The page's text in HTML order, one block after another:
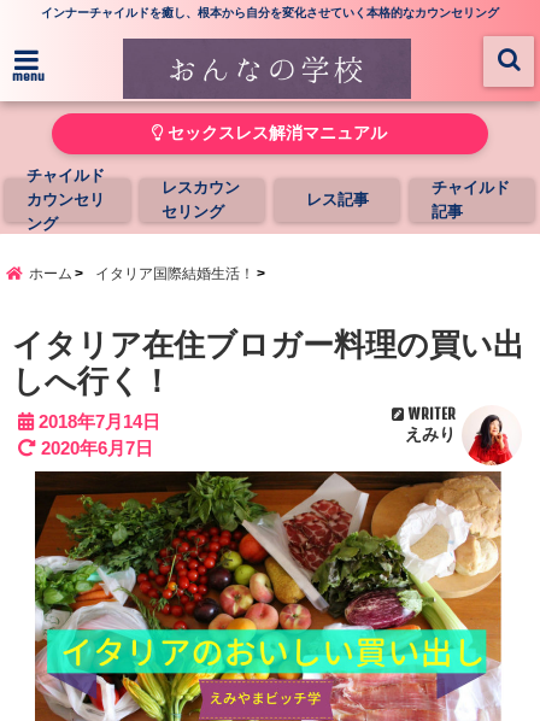
インナーチャイルドを癒し、根本から自分を変化させていく本格的なカウンセリング
menu
セックスレス解消マニュアル
チャイルド
カウンセリ
ング
レスカウン
セリング
レス記事
チャイルド
記事
ホーム イタリア国際結婚生活！
イタリア在住ブロガー料理の買い出
しへ行く！
2018年7月14日
2020年6月7日
WRITER
えみり